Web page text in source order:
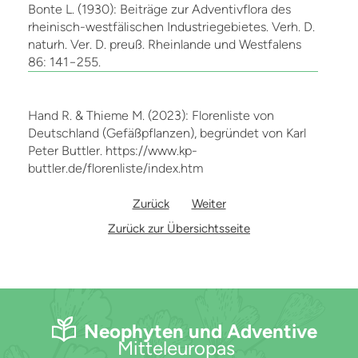
Bonte L. (1930): Beiträge zur Adventivflora des
rheinisch-westfälischen Industriegebietes. Verh. D.
naturh. Ver. D. preuß. Rheinlande und Westfalens
86: 141−255.
Hand R. & Thieme M. (2023): Florenliste von
Deutschland (Gefäßpflanzen), begründet von Karl
Peter Buttler. https://www.kp-
buttler.de/florenliste/index.htm
Zurück
Weiter
Zurück zur Übersichtsseite
Neophyten und Adventive
Mitteleuropas